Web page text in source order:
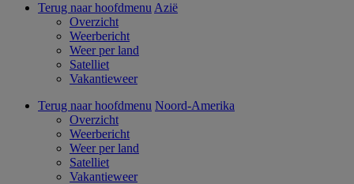
Terug naar hoofdmenu Azië
Overzicht
Weerbericht
Weer per land
Satelliet
Vakantieweer
Terug naar hoofdmenu Noord-Amerika
Overzicht
Weerbericht
Weer per land
Satelliet
Vakantieweer